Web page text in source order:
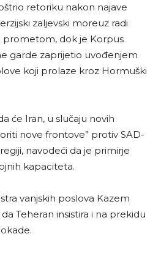
retoriku nakon najave
zaljevski moreuz radi
prometom, dok je Korpus
garde zaprijetio uvođenjem
koji prolaze kroz Hormuški
će Iran, u slučaju novih
nove frontove” protiv SAD-
navodeći da je primirje
kapaciteta.
vanjskih poslova Kazem
Teheran insistira i na prekidu